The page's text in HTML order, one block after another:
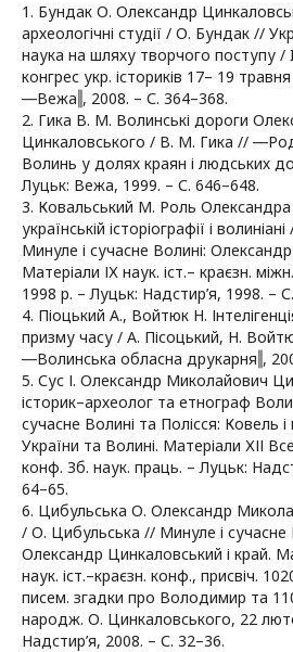
1. Бундак О. Олександр
археологічні студії / О. Бундак //
наука на шляху творчого поступу /
конгрес укр. істориків 17– 19
―Вежа‖, 2008. – С. 364–368.
2. Гика В. М. Волинські дороги
Цинкаловського / В. М. Гика //
Волинь у долях краян і людських
Луцьк: Вежа, 1999. – С. 646–648.
3. Ковальський М. Роль
українській історіографії і
Минуле і сучасне Волині:
Матеріали ІХ наук. іст.– краєзн.
1998 р. – Луцьк: Надстир’я, 1998. –
4. Піоцький А., Войтюк Н.
призму часу / А. Пісоцький, Н.
―Волинська обласна друкарня‖,
5. Сус І. Олександр Миколайович
історик–археолог та етнограф
сучасне Волині та Полісся: Ковель і
України та Волині. Матеріали ХІІ
конф. Зб. наук. праць. – Луцьк:
64–65.
6. Цибульська О. Олександр
/ О. Цибульська // Минуле і сучасне
Олександр Цинкаловський і край.
наук. іст.–краєзн. конф., присвіч.
писем. згадки про Володимир та
народж. О. Цинкаловського, 22
Надстир’я, 2008. – С. 32–36.